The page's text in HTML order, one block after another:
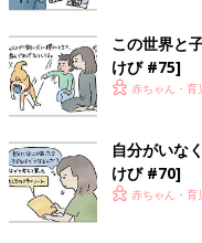
子育てしていなかったら
この世界と
けび #75]
赤ちゃん・育
自分がいな
けび #70]
赤ちゃん・育